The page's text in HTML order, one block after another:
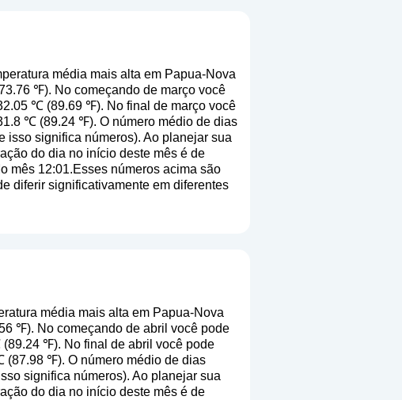
média mais alta em Papua-Nova
℉). No começando de março você
℃ (89.69 ℉). No final de março você
℃ (89.24 ℉). O número médio de dias
isso significa números). Ao planejar sua
do dia no início deste mês é de
mês 12:01.Esses números acima são
diferir significativamente em diferentes
média mais alta em Papua-Nova
℉). No começando de abril você pode
℉). No final de abril você pode
(87.98 ℉). O número médio de dias
significa números). Ao planejar sua
do dia no início deste mês é de